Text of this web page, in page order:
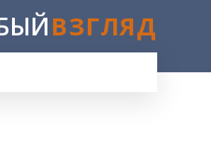
ВЗГЛЯД